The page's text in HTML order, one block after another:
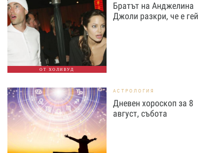
ОТ ХОЛИВУД
Братът на Анджелина
Джоли разкри, че е гей
АСТРОЛОГИЯ
Дневен хороскоп за 8
август, събота